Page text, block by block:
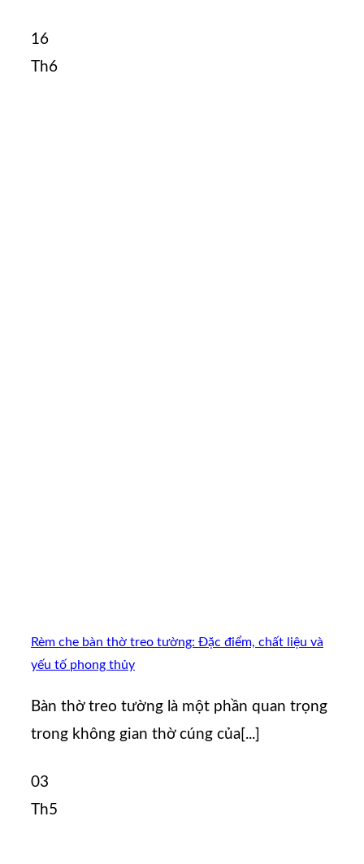
16
Th6
Rèm che bàn thờ treo tường: Đặc điểm, chất liệu và
yếu tố phong thủy
Bàn thờ treo tường là một phần quan trọng
trong không gian thờ cúng của[...]
03
Th5